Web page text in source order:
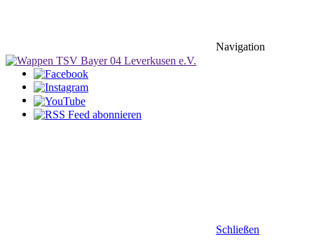
Navigation
Schließen